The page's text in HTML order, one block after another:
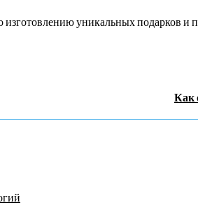
уникальных подарков и
Как